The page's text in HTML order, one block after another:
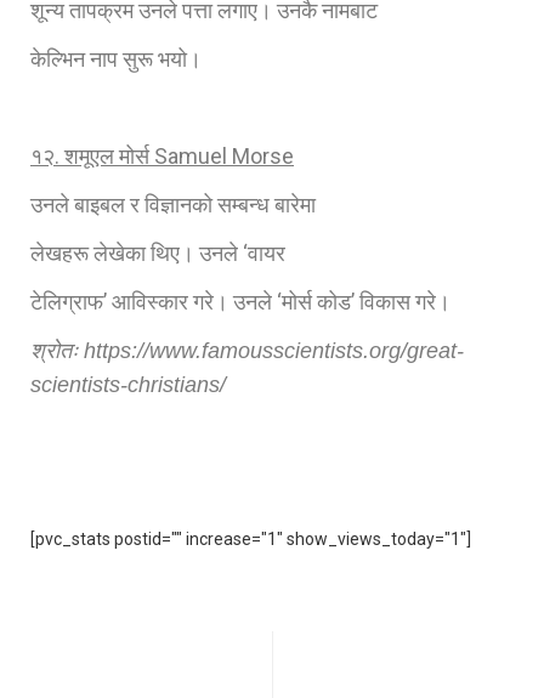
शून्य तापक्रम उनले पत्ता लगाए। उनकै नामबाट
केल्भिन नाप सुरू भयो।
१२. शमूएल मोर्सSamuel Morse
उनले बाइबल र विज्ञानको सम्बन्ध बारेमा
लेखहरू लेखेका थिए। उनले ‘वायर
टेलिग्राफ’ आविस्कार गरे। उनले ‘मोर्स कोड’ विकास गरे।
श्रोतः https://www.famousscientists.org/great-
scientists-christians/
[pvc_stats postid="" increase="1" show_views_today="1"]